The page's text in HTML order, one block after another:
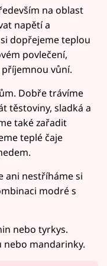
na oblast
napětí a
dopřejeme teplou
povlečení,
vůní.
Dobře trávíme
těstoviny, sladká a
také zařadit
teplé čaje
ani nestříháme si
modré s
nebo tyrkys.
nebo mandarinky.